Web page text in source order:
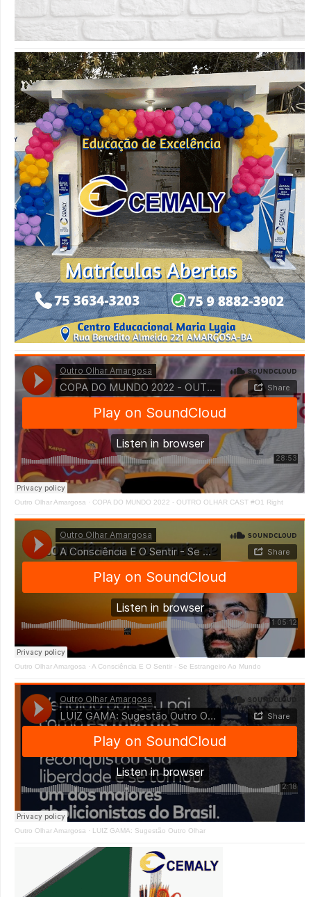
Outro Olhar Amargosa · COPA DO MUNDO 2022 - OUTRO OLHAR CAST #O1 Right
Outro Olhar Amargosa · A Consciência E O Sentir - Se Estrangeiro Ao Mundo
Outro Olhar Amargosa · LUIZ GAMA: Sugestão Outro Olhar